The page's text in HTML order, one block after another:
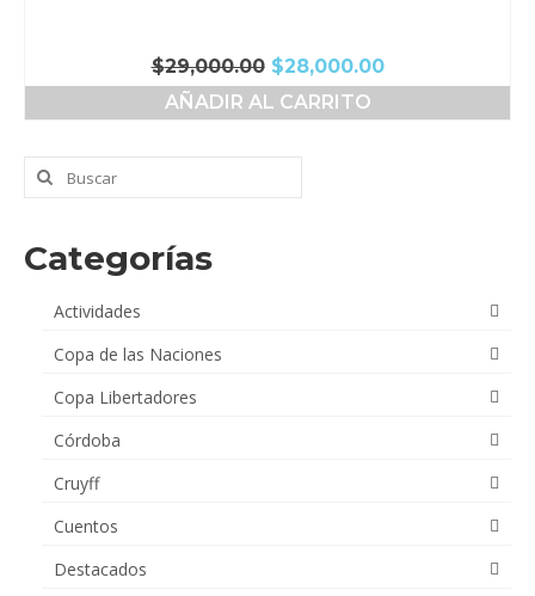
$29,000.00 El
precio
original
$29,000.00.
$28,000.00El
precio
AÑADIR AL CARRITO
Buscar
por:
Categorías
Actividades
Copa de las Naciones
Copa Libertadores
Córdoba
Cruyff
Cuentos
Destacados